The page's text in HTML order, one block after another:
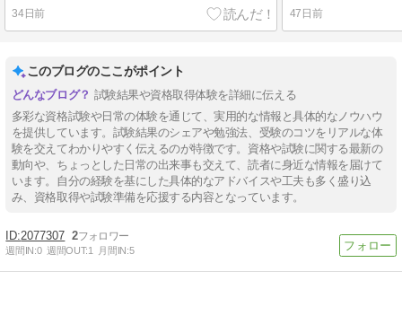
34日前 47日前
このブログのここがポイント
試験結果や資格取得体験を詳細に伝える
多彩な資格試験や日常の体験を通じて、実用的な情報と具体的なノウハウ
を提供しています。試験結果のシェアや勉強法、受験のコツをリアルな体
験を交えてわかりやすく伝えるのが特徴です。資格や試験に関する最新の
動向や、ちょっとした日常の出来事も交えて、読者に身近な情報を届けて
います。自分の経験を基にした具体的なアドバイスや工夫も多く盛り込
み、資格取得や試験準備を応援する内容となっています。
2077307 2
週間IN:0 週間OUT:1 月間IN:5